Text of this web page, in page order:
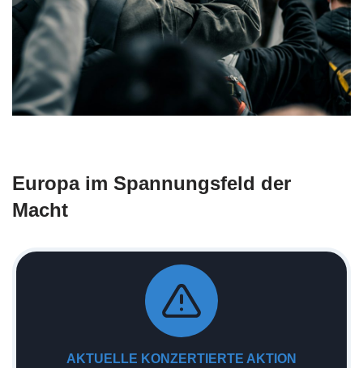
Europa im Spannungsfeld der
Macht
AKTUELLE KONZERTIERTE AKTION